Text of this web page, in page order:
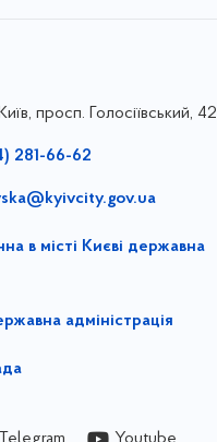
просп. Голосіївський, 42
281-66-62
в місті Києві державна
адміністрація